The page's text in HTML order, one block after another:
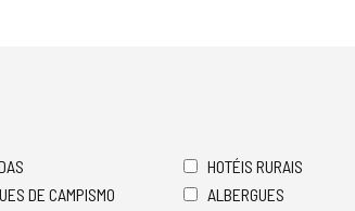
HOTÉIS RURAIS
DE CAMPISMO
ALBERGUES